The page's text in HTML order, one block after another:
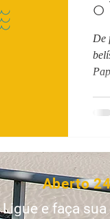
o
De
Aberto
Ligue e faça sua